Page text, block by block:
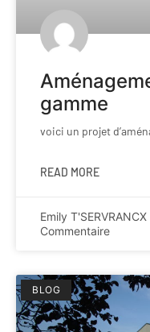
gamme
voici un projet
READ MORE
Emily T'SERVRANCX
Commentaire
BLOG